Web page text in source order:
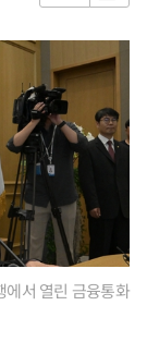
서 열린 금융통화